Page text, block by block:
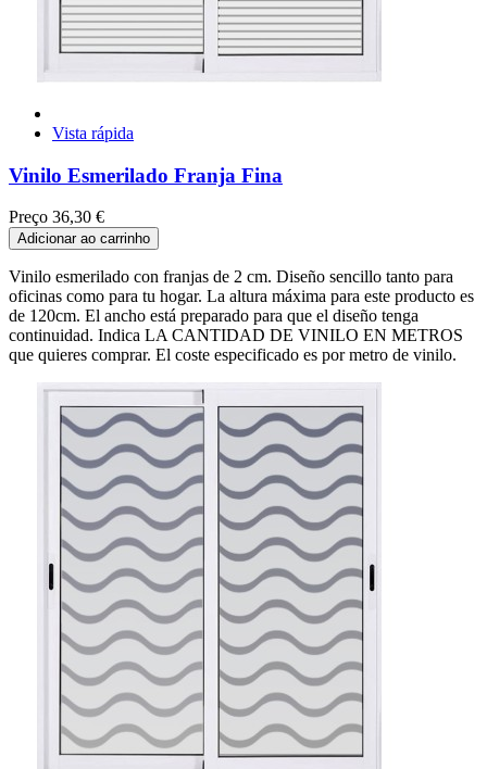
Vista rápida
Vinilo Esmerilado Franja Fina
Preço 36,30 €
Adicionar ao carrinho
Vinilo esmerilado con franjas de 2 cm. Diseño sencillo tanto para
oficinas como para tu hogar. La altura máxima para este producto es
de 120cm. El ancho está preparado para que el diseño tenga
continuidad. Indica LA CANTIDAD DE VINILO EN METROS
que quieres comprar. El coste especificado es por metro de vinilo.